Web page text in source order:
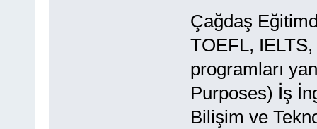
Çağdaş
TOEFL,
programları
Purposes) İş
Bilişim ve